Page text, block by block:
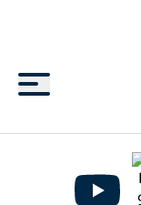
Menu